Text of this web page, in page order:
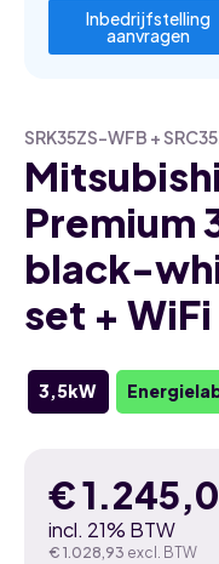
Inbedrijfstelling
aanvragen
SRK35ZS-WFB +
Premium
black-
set + WiFi
3,5kW
€
incl. 21% BTW
€ 1.028,93 excl. BTW